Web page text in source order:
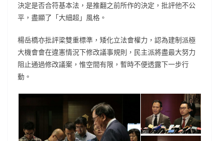
決定是否合符基本法，是推翻之前所作的決定，批評他不公
平，盡顯了「大細超」風格。
楊岳橋亦批評梁雙重標準，矮化立法會權力，認為建制派極
大機會會在違憲情況下修改議事規則，民主派將盡最大努力
阻止通過修改議案，惟空間有限，暫時不便透露下一步行
動。